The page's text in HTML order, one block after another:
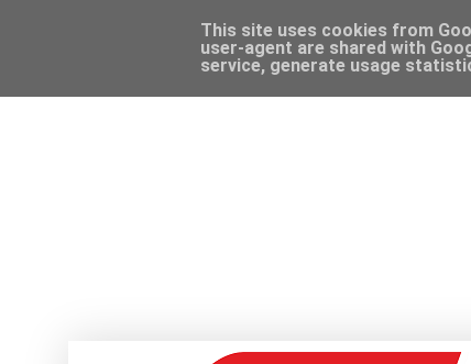
This site uses cookies from
user-agent are shared with
service, generate usage